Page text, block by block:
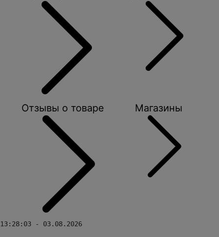
Отзывы о товаре Магазины
13:28:03 - 03.08.2026